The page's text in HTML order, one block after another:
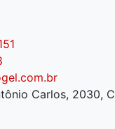
Carlos, 2030,